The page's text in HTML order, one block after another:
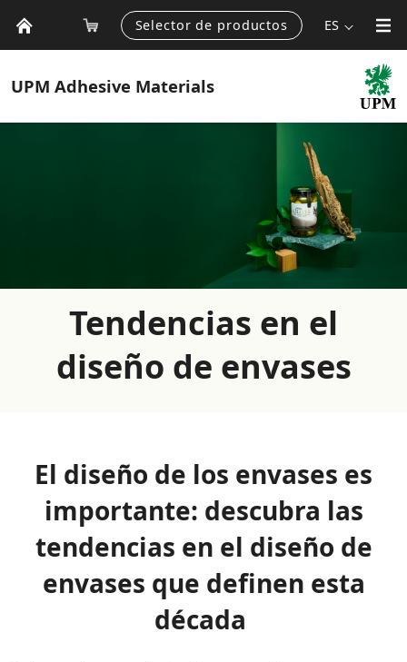
Selector de productos ES
UPM Adhesive Materials
Tendencias en el
diseño de envases
El diseño de los envases es
importante: descubra las
tendencias en el diseño de
envases que definen esta
década